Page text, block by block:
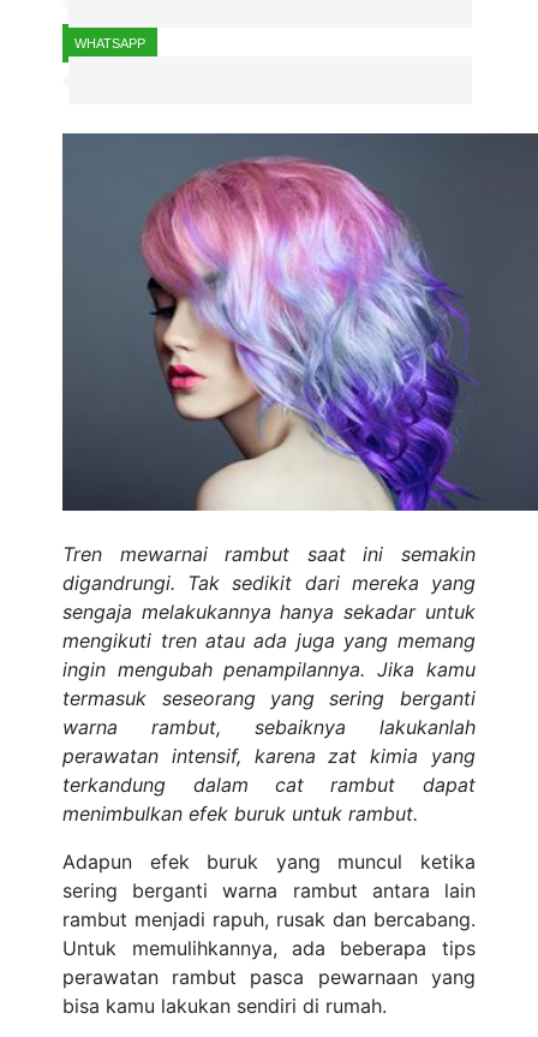
WHATSAPP
Tren mewarnai rambut saat ini semakin
digandrungi. Tak sedikit dari mereka yang
sengaja melakukannya hanya sekadar untuk
mengikuti tren atau ada juga yang memang
ingin mengubah penampilannya. Jika kamu
termasuk seseorang yang sering berganti
warna rambut, sebaiknya lakukanlah
perawatan intensif, karena zat kimia yang
terkandung dalam cat rambut dapat
menimbulkan efek buruk untuk rambut.
Adapun efek buruk yang muncul ketika
sering berganti warna rambut antara lain
rambut menjadi rapuh, rusak dan bercabang.
Untuk memulihkannya, ada beberapa tips
perawatan rambut pasca pewarnaan yang
bisa kamu lakukan sendiri di rumah.